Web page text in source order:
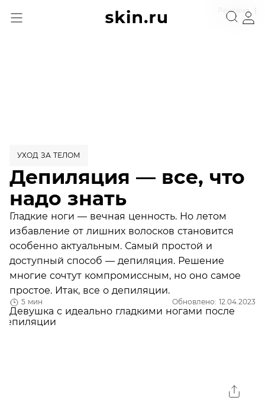
Реклама
5 мин Обновлено: 12.04.2023
УХОД ЗА ТЕЛОМ
Депиляция — все, что
надо знать
Гладкие ноги — вечная ценность. Но летом
избавление от лишних волосков становится
особенно актуальным. Самый простой и
доступный способ — депиляция. Решение
многие сочтут компромиссным, но оно самое
простое. Итак, все о депиляции.